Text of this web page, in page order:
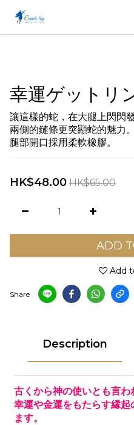
幸運ゲットリ
讓這樣的蛇，在大腿上閃閃發
兩側的鏈條更突顯蛇的魅力。
腿部開口採用柔軟橡膠。
HK$48.00 HK$65.00
ADD
Add
Share
Description
古くから神の使いとも言わ
幸運や金運をもたらす縁
ます。